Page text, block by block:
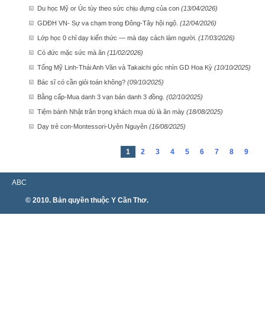
Du học Mỹ or Úc tùy theo sức chịu đựng của con (13/04/2026)
GDĐH VN- Sự va chạm trong Đông-Tây hội ngộ. (12/04/2026)
Lớp học 0 chỉ dạy kiến thức — mà dạy cách làm người. (17/03/2026)
Có đức mặc sức mà ăn (11/02/2026)
Tống Mỹ Linh-Thái Anh Văn và Takaichi góc nhìn GD Hoa Kỳ (10/10/2025)
Bác sĩ có cần giỏi toán không? (09/10/2025)
Bằng cấp-Mua danh 3 vạn bán danh 3 đồng. (02/10/2025)
Tiệm bánh Nhật trân trọng khách mua dù là ăn mày (18/08/2025)
Dạy trẻ con-Montessori-Uyên Nguyên (16/08/2025)
1 2 3 4 5 6 7 8 9
ABC
© 2010. Bản quyền thuộc Y Cần Thơ.